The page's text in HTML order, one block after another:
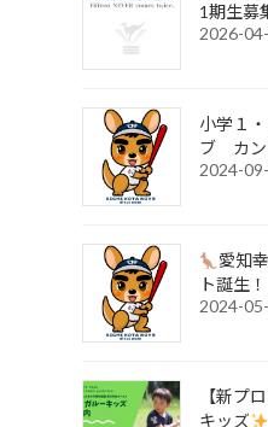
1期生募
2026-
小学１
ブ カン
2024-
愛知
ト誕生！
2024-
【新プ
キッズ